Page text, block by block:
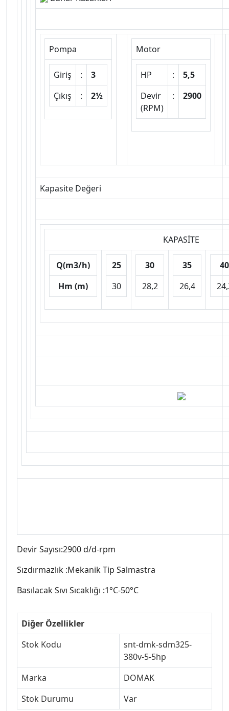
Pompa
Giriş :
3
Çıkış
: 2½
Motor
HP :
5,5
Devir
(RPM)
: 2900
Kapasite Değeri
KAPASİTE
Q(m3/h)
Hm (m)
25
30
30
28,2
35
26,4
40
Devir Sayısı:2900 d/d-rpm
Sızdırmazlık :Mekanik Tip Salmastra
Basılacak Sıvı Sıcaklığı :1°C-50°C
Diğer Özellikler
Stok Kodu
snt-dmk-sdm325-
380v-5-5hp
Marka
DOMAK
Stok Durumu
Var